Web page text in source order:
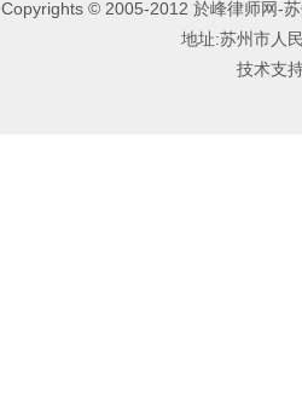
Copyrights © 2005-2012 於峰律师网-
地址:苏州市人
技术支